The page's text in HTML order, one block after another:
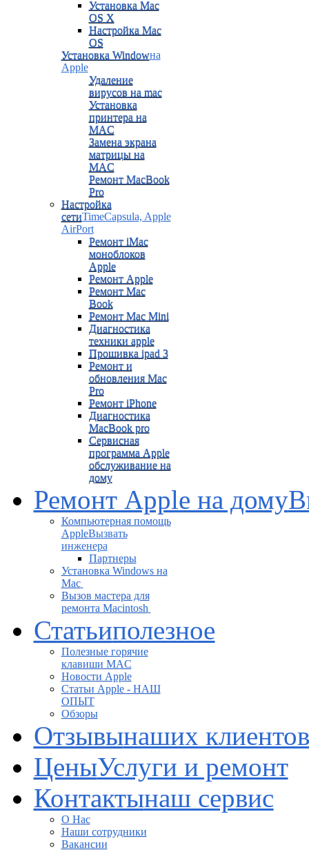
Установка Mac
OS X
Настройка Mac
OS
Установка Windowна
Apple
Удаление
вирусов на mac
Установка
принтера на
MAC
Замена экрана
матрицы на
MAC
Ремонт MacBook
Pro
Настройка
сетиTimeCapsula, Apple
AirPort
Ремонт iMac
моноблоков
Apple
Ремонт Apple
Ремонт Mac
Book
Ремонт Mac Mini
Диагностика
техники apple
Прошивка ipad 3
Ремонт и
обновления Mac
Pro
Ремонт iPhone
Диагностика
MacBook pro
Сервисная
программа Apple
обслуживание на
дому
Ремонт Apple на дому
Компьютерная помощь
AppleВызвать
инженера
Партнеры
Установка Windows на
Mac
Вызов мастера для
ремонта Macintosh
Статьиполезное
Полезные горячие
клавиши MAC
Новости Apple
Статьи Apple - НАШ
ОПЫТ
Обзоры
Отзывынаших клиентов
ЦеныУслуги и ремонт
Контактынаш сервис
О Нас
Наши сотрудники
Вакансии